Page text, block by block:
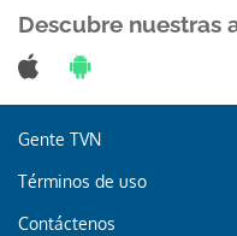
Descubre nuestras
Gente TVN
Términos de uso
Contáctenos